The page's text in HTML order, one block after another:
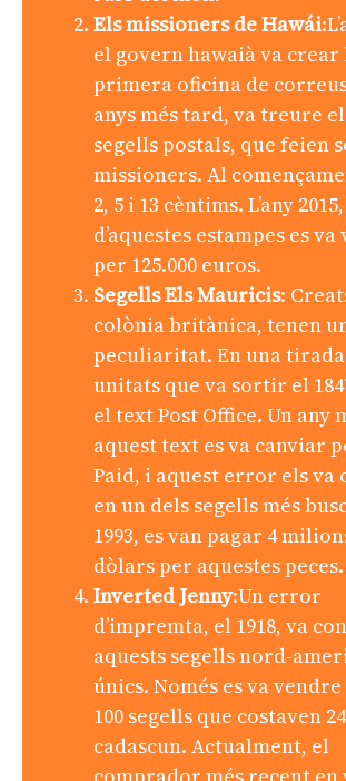
Els missioners de Hawái
el govern hawaià va crear
primera oficina de
anys més tard, va treure
segells postals, que feien
missioners. Al
2, 5 i 13 cèntims. L’any
d’aquestes estampes es
per 125.000 euros.
Segells Els Mauricis:
colònia britànica, tenen
peculiaritat. En una tirada
unitats que va sortir el
el text Post Office. Un any
aquest text es va canviar
Paid, i aquest error els va
en un dels segells més
1993, es van pagar 4
dòlars per aquestes peces.
Inverted Jenny:Un error
d’impremta, el 1918, va
aquests segells nord-
únics. Només es va
100 segells que costaven
cadascun. Actualment, el